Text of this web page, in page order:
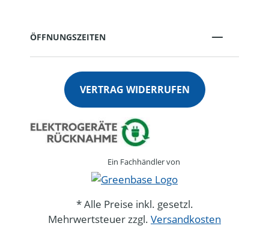
ÖFFNUNGSZEITEN
VERTRAG WIDERRUFEN
Ein Fachhändler von
* Alle Preise inkl. gesetzl.
Mehrwertsteuer zzgl. Versandkosten